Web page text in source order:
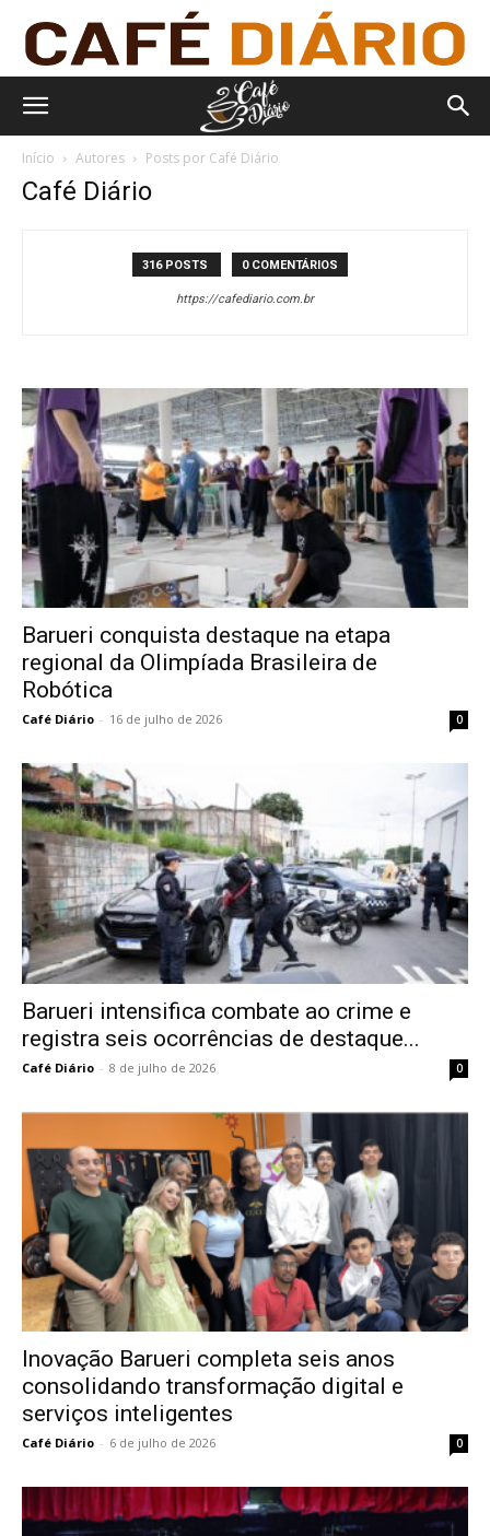
Início Autores Posts por Café Diário
Café Diário
316 POSTS 0 COMENTÁRIOS
https://cafediario.com.br
Barueri conquista destaque na etapa
regional da Olimpíada Brasileira de
Robótica
Café Diário - 16 de julho de 2026 0
Barueri intensifica combate ao crime e
registra seis ocorrências de destaque...
Café Diário - 8 de julho de 2026 0
Inovação Barueri completa seis anos
consolidando transformação digital e
serviços inteligentes
Café Diário - 6 de julho de 2026 0